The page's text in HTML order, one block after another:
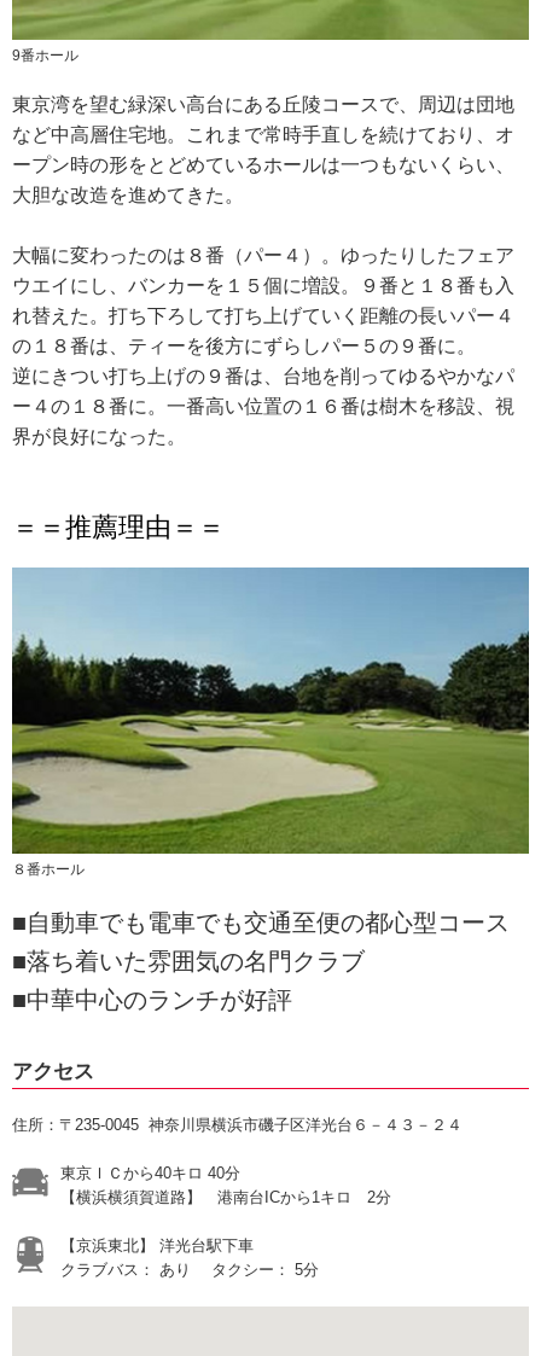
9番ホール
東京湾を望む緑深い高台にある丘陵コースで、周辺は団地
など中高層住宅地。これまで常時手直しを続けており、オ
ープン時の形をとどめているホールは一つもないくらい、
大胆な改造を進めてきた。
大幅に変わったのは８番（パー４）。ゆったりしたフェア
ウエイにし、バンカーを１５個に増設。９番と１８番も入
れ替えた。打ち下ろして打ち上げていく距離の長いパー４
の１８番は、ティーを後方にずらしパー５の９番に。
逆にきつい打ち上げの９番は、台地を削ってゆるやかなパ
ー４の１８番に。一番高い位置の１６番は樹木を移設、視
界が良好になった。
＝＝推薦理由＝＝
８番ホール
■自動車でも電車でも交通至便の都心型コース
■落ち着いた雰囲気の名門クラブ
■中華中心のランチが好評
アクセス
住所：〒235-0045 神奈川県横浜市磯子区洋光台６－４３－２４
東京ＩＣから40キロ 40分
【横浜横須賀道路】 港南台ICから1キロ 2分
【京浜東北】 洋光台駅下車
クラブバス： あり タクシー： 5分